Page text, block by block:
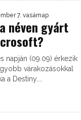
7. vasárnap
néven gyárt
napján (09.09) érkezik
várakozásokkal
a Destiny....